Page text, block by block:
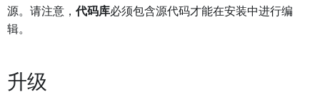
源。请注意， 代码库必须包含源代码才能在安装中进行编
辑。
升级